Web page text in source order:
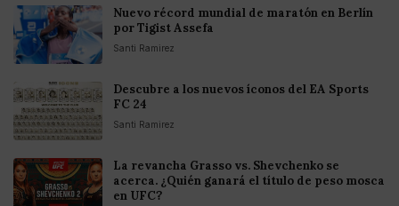
Nuevo récord mundial de maratón en Berlín
por Tigist Assefa
Santi Ramirez
Descubre a los nuevos íconos del EA Sports
FC 24
Santi Ramirez
La revancha Grasso vs. Shevchenko se
acerca. ¿Quién ganará el título de peso mosca
en UFC?